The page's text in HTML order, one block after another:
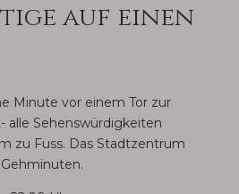
auf einen
Minute vor einem Tor zur
alle Sehenswürdigkeiten
zu Fuss. Das Stadtzentrum